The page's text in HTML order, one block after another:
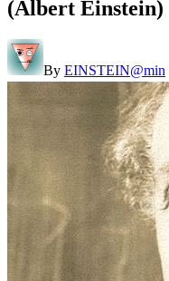
(Albert Einstein)
By EINSTEIN@min